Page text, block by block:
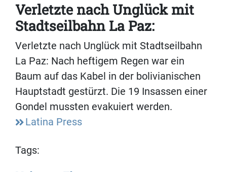
Verletzte nach Unglück mit
Stadtseilbahn La Paz:
Verletzte nach Unglück mit Stadtseilbahn
La Paz: Nach heftigem Regen war ein
Baum auf das Kabel in der bolivianischen
Hauptstadt gestürzt. Die 19 Insassen einer
Gondel mussten evakuiert werden.
Latina Press
Tags: